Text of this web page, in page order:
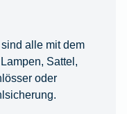
alle mit dem
Sattel,
oder